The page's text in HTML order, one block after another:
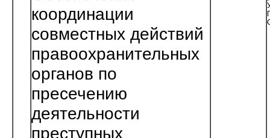
координации
совместных действий
правоохранительных
органов по
пресечению
деятельности
преступных